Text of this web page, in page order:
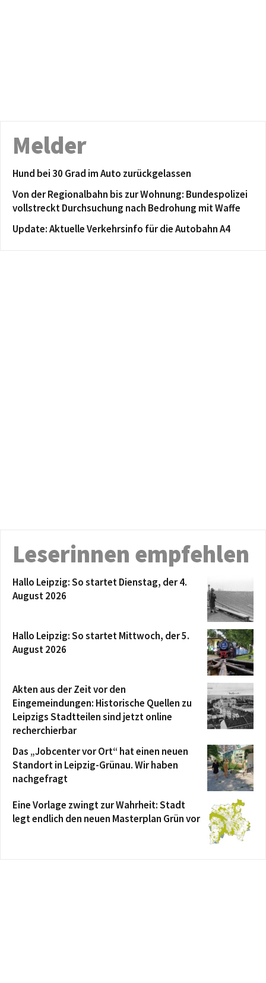
Melder
Hund bei 30 Grad im Auto zurückgelassen
Von der Regionalbahn bis zur Wohnung: Bundespolizei
vollstreckt Durchsuchung nach Bedrohung mit Waffe
Update: Aktuelle Verkehrsinfo für die Autobahn A4
Leserinnen empfehlen
Hallo Leipzig: So startet Dienstag, der 4.
August 2026
Hallo Leipzig: So startet Mittwoch, der 5.
August 2026
Akten aus der Zeit vor den
Eingemeindungen: Historische Quellen zu
Leipzigs Stadtteilen sind jetzt online
recherchierbar
Das „Jobcenter vor Ort“ hat einen neuen
Standort in Leipzig-Grünau. Wir haben
nachgefragt
Eine Vorlage zwingt zur Wahrheit: Stadt
legt endlich den neuen Masterplan Grün vor